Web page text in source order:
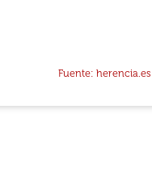
Fuente: herencia.es